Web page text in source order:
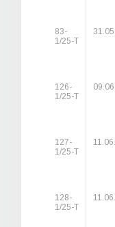
83-
1/25-Т
126-
1/25-Т
127-
1/25-Т
128-
1/25-Т